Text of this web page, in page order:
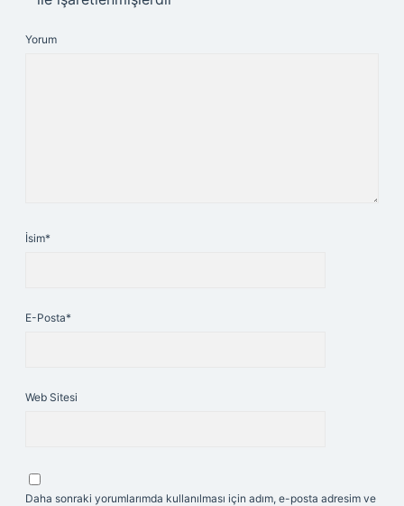
Yorum
İsim*
E-Posta*
Web Sitesi
Daha sonraki yorumlarımda kullanılması için adım, e-posta adresim ve